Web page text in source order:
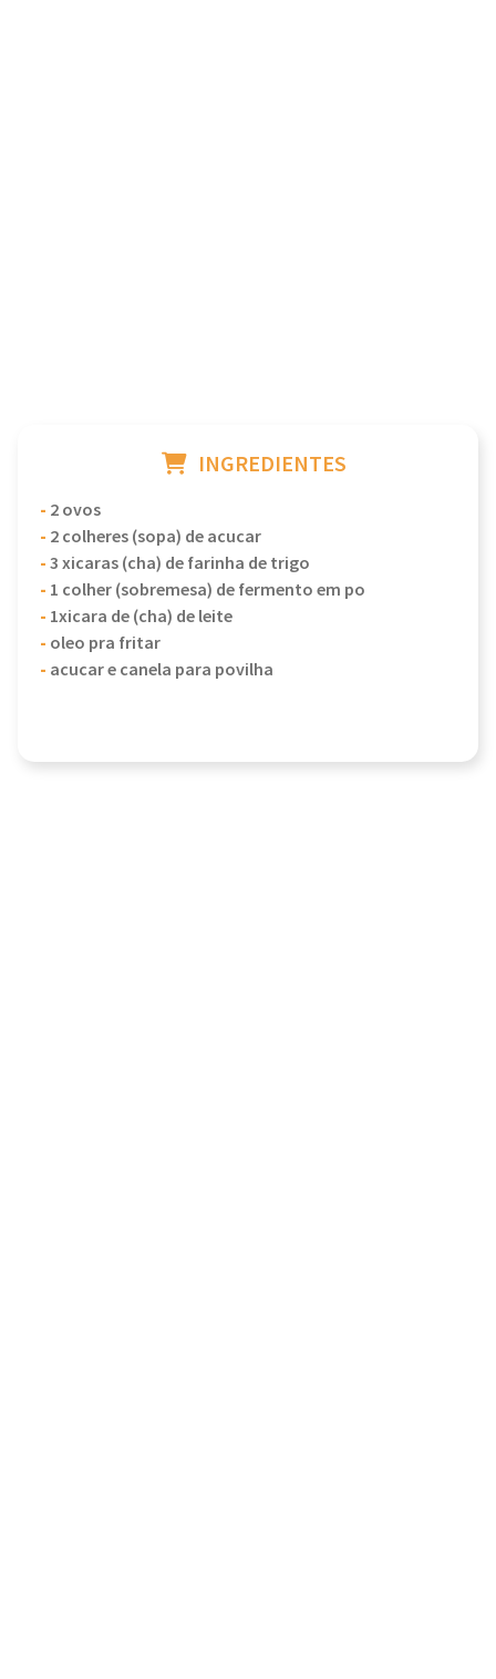
INGREDIENTES
- 2 ovos
- 2 colheres (sopa) de acucar
-3 xicaras (cha) de farinha de trigo
- 1 colher (sobremesa) de fermento em po
- 1xicara de (cha) de leite
- oleo pra fritar
- acucar e canela para povilha